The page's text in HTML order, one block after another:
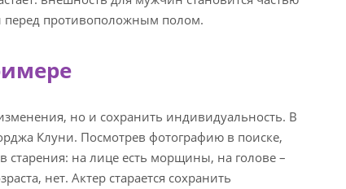
перед противоположным полом.
но и сохранить индивидуальность. В
Клуни. Посмотрев фотографию в поиске,
старения: на лице есть морщины, на голове –
нет. Актер старается сохранить